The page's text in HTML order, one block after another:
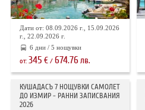
Дати от: 08.09.2026 г., 15.09.2026
г., 22.09.2026 г.
6 дни / 5 нощувки
от: 345 €/ 674.76 лв.
КУШАДАСЪ 7 НОЩУВКИ САМОЛЕТ
ДО ИЗМИР - РАННИ ЗАПИСВАНИЯ
2026